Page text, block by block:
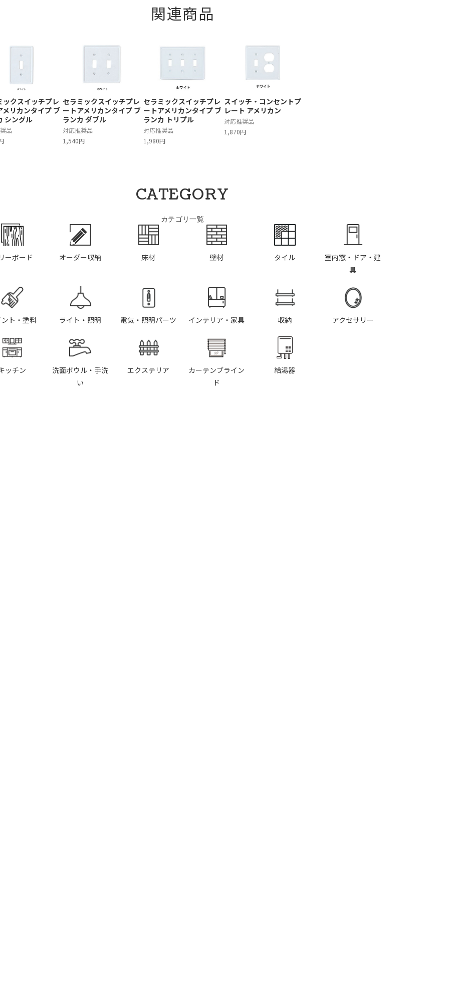
関連商品
ックスイッチプレ
メリカンタイプ ブ
シングル
品
セラミックスイッチプレ
ートアメリカンタイプ ブ
ランカ ダブル
対応推奨品
1,540円
セラミックスイッチプレ
ートアメリカンタイプ ブ
ランカ トリプル
対応推奨品
1,980円
スイッチ・コンセントプ
レート アメリカン
対応推奨品
1,870円
CATEGORY
カテゴリ一覧
ーボード オーダー収納 床材 壁材 タイル
室内窓・ドア・建
具
ト・塗料 ライト・照明 電気・照明パーツ インテリア・家具 収納 アクセサリー
ッチン
洗面ボウル・手洗
い
エクステリア
カーテンブライン
ド
給湯器